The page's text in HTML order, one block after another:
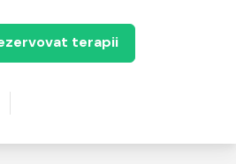
terapii